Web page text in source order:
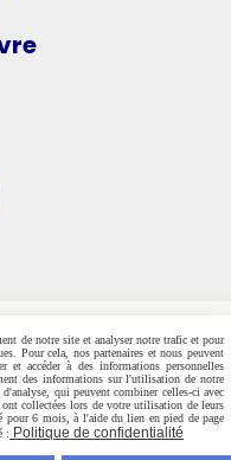
de notre site et analyser notre trafic et pour
Pour cela, nos partenaires et nous peuvent
et accéder à des informations personnelles
des informations sur l'utilisation de notre
qui peuvent combiner celles-ci avec
collectées lors de votre utilisation de leurs
pour 6 mois, à l'aide du lien en pied de page
: Politique de confidentialité